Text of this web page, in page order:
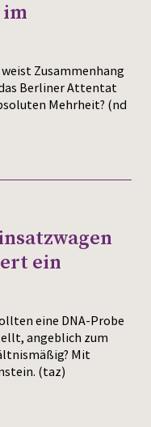
Zusammenhang
Berliner Attentat
Mehrheit? (nd
ein
eine DNA-Probe
angeblich zum
Mit
(taz)